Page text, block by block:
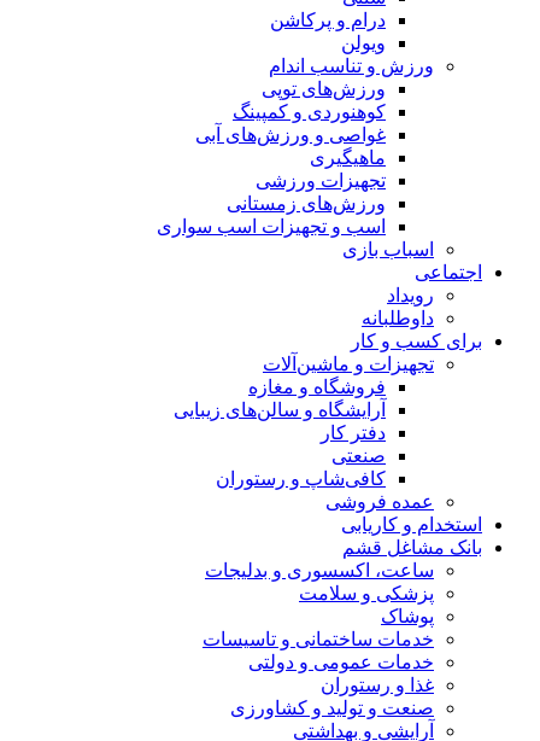
درام و پرکاشن
ویولن
ورزش و تناسب اندام
ورزش‌های توپی
کوهنوردی و کمپینگ
غواصی و ورزش‌های آبی
ماهیگیری
تجهیزات ورزشی
ورزش‌های زمستانی
اسب و تجهیزات اسب سواری
اسباب‌ بازی
اجتماعی
رویداد
داوطلبانه
برای کسب و کار
تجهیزات و ماشین‌آلات
فروشگاه و مغازه
آرایشگاه و سالن‌های زیبایی
دفتر کار
صنعتی
کافی‌شاپ و رستوران
عمده فروشی
استخدام و کاریابی
بانک مشاغل قشم
ساعت، اکسسوری و بدلیجات
پزشکی و سلامت
پوشاک
خدمات ساختمانی و تاسیسات
خدمات عمومی و دولتی
غذا و رستوران
صنعت و تولید و کشاورزی
آرایشی و بهداشتی